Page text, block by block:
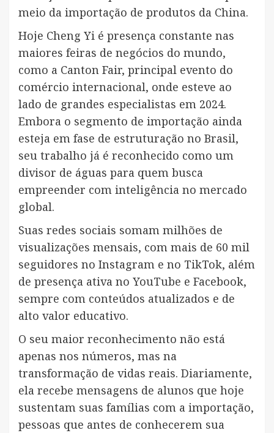
meio da importação de produtos da China.
Hoje Cheng Yi é presença constante nas
maiores feiras de negócios do mundo,
como a Canton Fair, principal evento do
comércio internacional, onde esteve ao
lado de grandes especialistas em 2024.
Embora o segmento de importação ainda
esteja em fase de estruturação no Brasil,
seu trabalho já é reconhecido como um
divisor de águas para quem busca
empreender com inteligência no mercado
global.
Suas redes sociais somam milhões de
visualizações mensais, com mais de 60 mil
seguidores no Instagram e no TikTok, além
de presença ativa no YouTube e Facebook,
sempre com conteúdos atualizados e de
alto valor educativo.
O seu maior reconhecimento não está
apenas nos números, mas na
transformação de vidas reais. Diariamente,
ela recebe mensagens de alunos que hoje
sustentam suas famílias com a importação,
pessoas que antes de conhecerem sua